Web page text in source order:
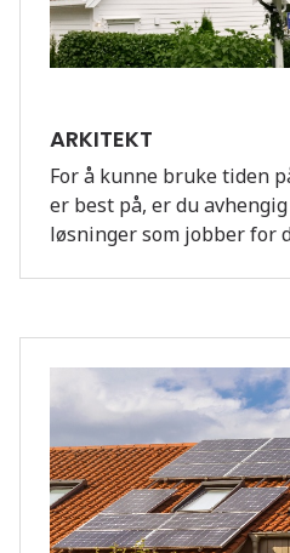
ARKITEKT
For å kunne bruke tiden
er best på, er du
løsninger som jobber for